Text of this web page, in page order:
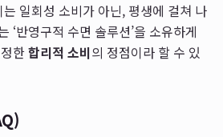
일회성 소비가 아닌, 평생에 걸쳐 나
‘반영구적 수면 솔루션’을 소유하게
한합리적 소비의 정점이라 할 수 있